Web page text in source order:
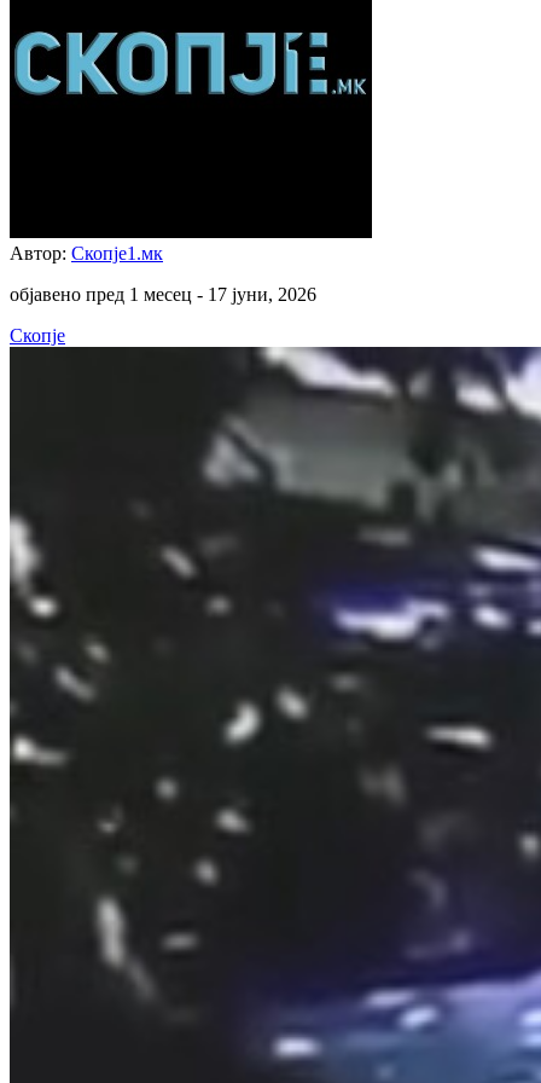
Автор: Скопје1.мк
објавено пред 1 месец - 17 јуни, 2026
Скопје